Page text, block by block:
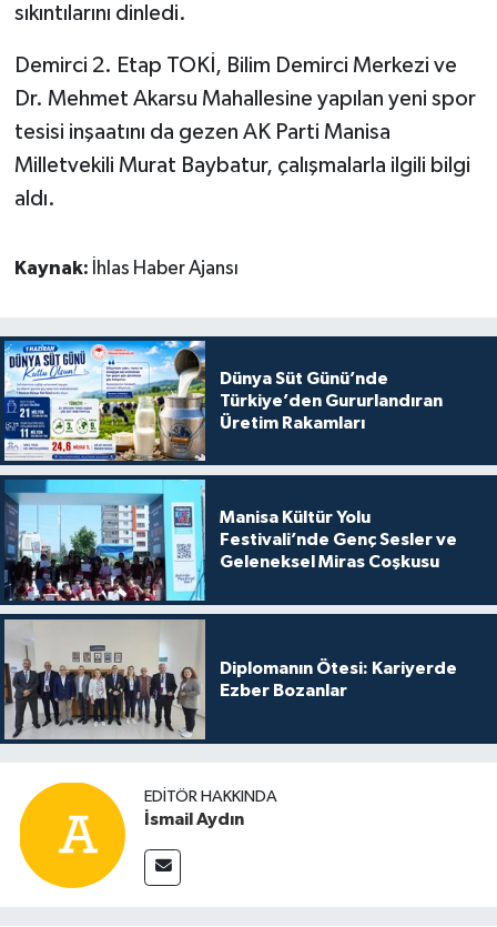
sıkıntılarını dinledi.
Demirci 2. Etap TOKİ, Bilim Demirci Merkezi ve
Dr. Mehmet Akarsu Mahallesine yapılan yeni spor
tesisi inşaatını da gezen AK Parti Manisa
Milletvekili Murat Baybatur, çalışmalarla ilgili bilgi
aldı.
Kaynak: İhlas Haber Ajansı
Dünya Süt Günü’nde
Türkiye’den Gururlandıran
Üretim Rakamları
Manisa Kültür Yolu
Festivali’nde Genç Sesler ve
Geleneksel Miras Coşkusu
Diplomanın Ötesi: Kariyerde
Ezber Bozanlar
EDITÖR HAKKINDA
İsmail Aydın